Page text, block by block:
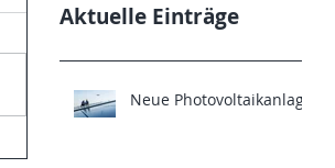
Aktuelle Einträge
Neue Photovoltaikanlage